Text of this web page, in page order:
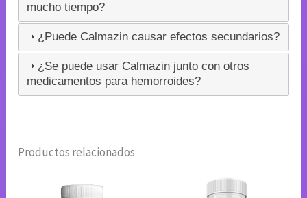
mucho tiempo?
¿Puede Calmazin causar efectos secundarios?
¿Se puede usar Calmazin junto con otros
medicamentos para hemorroides?
Productos relacionados